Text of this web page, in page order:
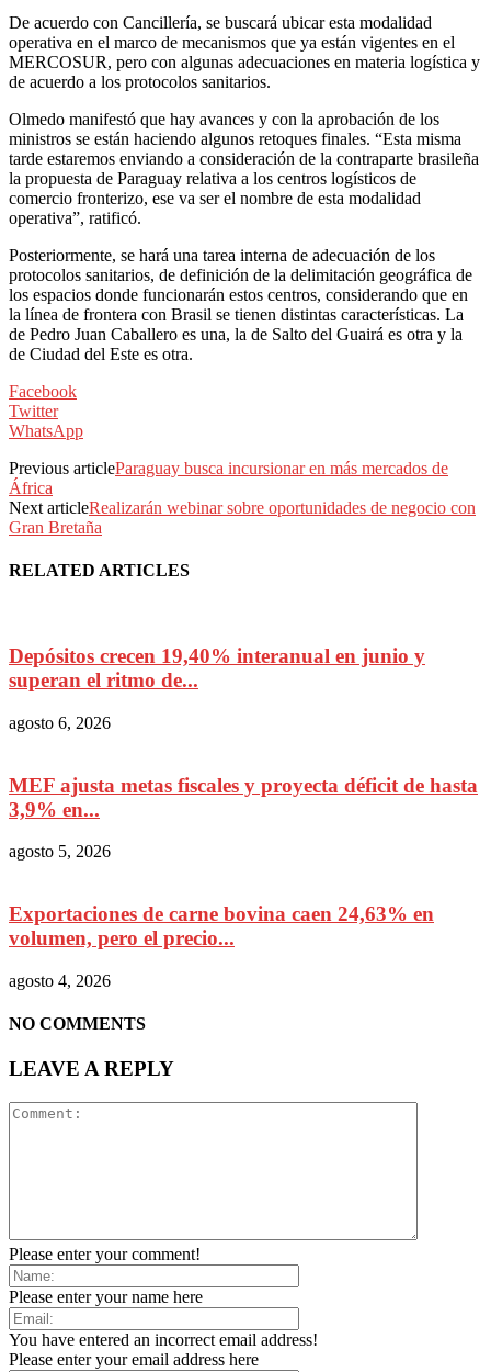
De acuerdo con Cancillería, se buscará ubicar esta modalidad
operativa en el marco de mecanismos que ya están vigentes en el
MERCOSUR, pero con algunas adecuaciones en materia logística y
de acuerdo a los protocolos sanitarios.
Olmedo manifestó que hay avances y con la aprobación de los
ministros se están haciendo algunos retoques finales. “Esta misma
tarde estaremos enviando a consideración de la contraparte brasileña
la propuesta de Paraguay relativa a los centros logísticos de
comercio fronterizo, ese va ser el nombre de esta modalidad
operativa”, ratificó.
Posteriormente, se hará una tarea interna de adecuación de los
protocolos sanitarios, de definición de la delimitación geográfica de
los espacios donde funcionarán estos centros, considerando que en
la línea de frontera con Brasil se tienen distintas características. La
de Pedro Juan Caballero es una, la de Salto del Guairá es otra y la
de Ciudad del Este es otra.
Facebook
Twitter
WhatsApp
Previous articleParaguay busca incursionar en más mercados de
África
Next articleRealizarán webinar sobre oportunidades de negocio con
Gran Bretaña
RELATED ARTICLES
Depósitos crecen 19,40% interanual en junio y
superan el ritmo de...
agosto 6, 2026
MEF ajusta metas fiscales y proyecta déficit de hasta
3,9% en...
agosto 5, 2026
Exportaciones de carne bovina caen 24,63% en
volumen, pero el precio...
agosto 4, 2026
NO COMMENTS
LEAVE A REPLY
Please enter your comment!
Please enter your name here
You have entered an incorrect email address!
Please enter your email address here